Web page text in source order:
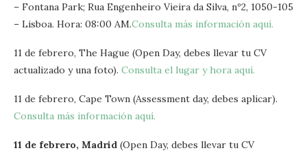
– Fontana Park; Rua Engenheiro Vieira da Silva, nº2, 1050-105
– Lisboa. Hora: 08:00 AM.Consulta más información aquí.
11 de febrero, The Hague (Open Day, debes llevar tu CV
actualizado y una foto). Consulta el lugar y hora aquí.
11 de febrero, Cape Town (Assessment day, debes aplicar).
Consulta más información aquí.
11 de febrero, Madrid (Open Day, debes llevar tu CV